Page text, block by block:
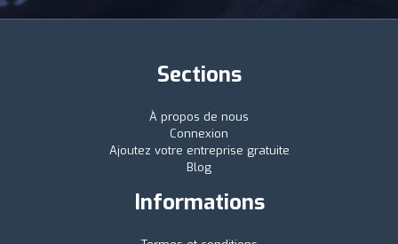
Sections
À propos de nous
Connexion
Ajoutez votre entreprise gratuite
Blog
Informations